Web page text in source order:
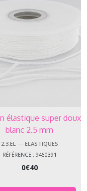
élastique super doux
blanc 2.5 mm
2.3.EL --- ELASTIQUES
RÉFÉRENCE : 9460391
0€40